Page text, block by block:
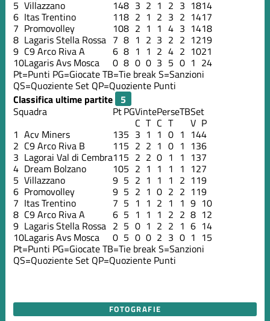
5 Villazzano 148 3 2 1 2 3 1814
6 Itas Trentino 118 2 1 2 3 2 1417
7 Promovolley 108 2 1 1 4 3 1418
8 Lagaris Stella Rossa 7 8 1 2 3 2 2 1219
9 C9 Arco Riva A 6 8 1 1 2 4 2 1021
10Lagaris Avs Mosca 0 8 0 0 3 5 0 1 24
Pt=Punti PG=GiocateTB=Tie breakS=Sanzioni
QS=Quoziente Set QP=Quoziente Punti
Classifica ultime partite
Squadra
PtPGVintePerseTBSet
C T C T V P
1 Acv Miners 135 3 1 1 0 1 144
2 C9 Arco Riva B 115 2 2 1 0 1 136
3 Lagorai Val di Cembra115 2 2 0 1 1 137
4 Dream Bolzano 105 2 1 1 1 1 127
5 Villazzano 9 5 2 1 1 1 2 119
6 Promovolley 9 5 2 1 0 2 2 119
7 Itas Trentino 7 5 1 1 2 1 1 9 10
8 C9 Arco Riva A 6 5 1 1 1 2 2 8 12
9 Lagaris Stella Rossa 2 5 0 1 2 2 1 6 14
10Lagaris Avs Mosca 0 5 0 0 2 3 0 1 15
Pt=Punti PG=GiocateTB=Tie breakS=Sanzioni
QS=Quoziente Set QP=Quoziente Punti
FOTOGRAFIE